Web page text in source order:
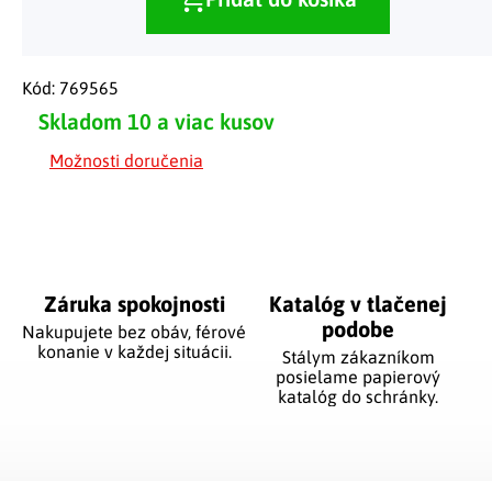
Skladom 10 a viac kusov
Možnosti doručenia
Kód: 769565
Záruka spokojnosti
Nakupujete bez obáv, férové
​​konanie v každej situácii.
Katalóg v tlačenej
podobe
Stálym zákazníkom
posielame papierový
katalóg do schránky.